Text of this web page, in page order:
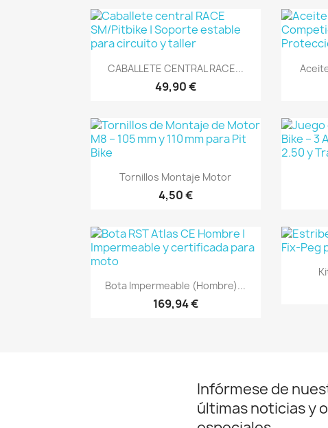
Vista rápida
CABALLETE CENTRAL RACE...
49,90 €
Vista rápida
Tornillos Montaje Motor
4,50 €
Vista rápida
Bota Impermeable (Hombre)...
169,94 €
Infórmese de
últimas noticias y